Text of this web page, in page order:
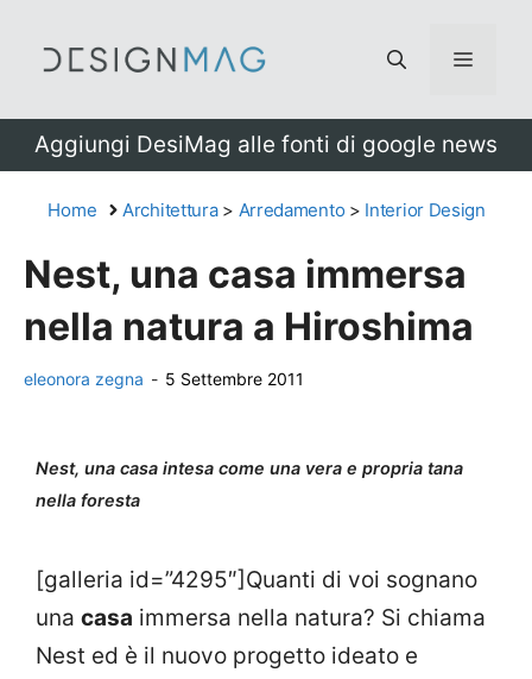
Menu
Aggiungi DesiMag alle fonti di google news
Home Architettura> Arredamento > Interior Design
Nest, una casa immersa
nella natura a Hiroshima
eleonora zegna - 5 Settembre 2011
Nest, una casa intesa come una vera e propria tana
nella foresta
[galleria id=”4295″]Quanti di voi sognano
una casa immersa nella natura? Si chiama
Nest ed è il nuovo progetto ideato e